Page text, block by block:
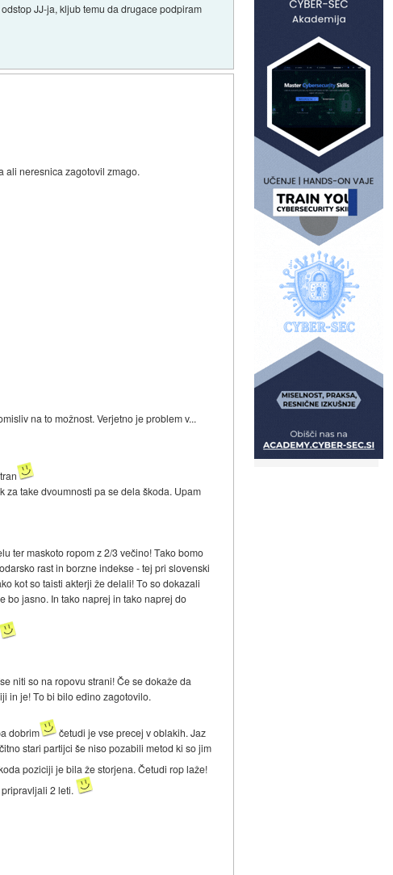
JJ-ja, kljub temu da drugace podpiram
ali neresnica zagotovil zmago.
na to možnost. Verjetno je problem v...
za take dvoumnosti pa se dela škoda. Upam
ter maskoto ropom z 2/3 večino! Tako bomo
rast in borzne indekse - tej pri slovenski
kot so taisti akterji že delali! To so dokazali
bo jasno. In tako naprej in tako naprej do
niti so na ropovu strani! Če se dokaže da
in je! To bi bilo edino zagotovilo.
dobrim
četudi je vse precej v oblakih. Jaz
stari partijci še niso pozabili metod ki so jim
poziciji je bila že storjena. Četudi rop laže!
2 leti.